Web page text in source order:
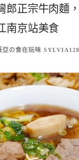
郎正宗牛肉麵
南京站美食
亞の食在玩味 SYLVIA128